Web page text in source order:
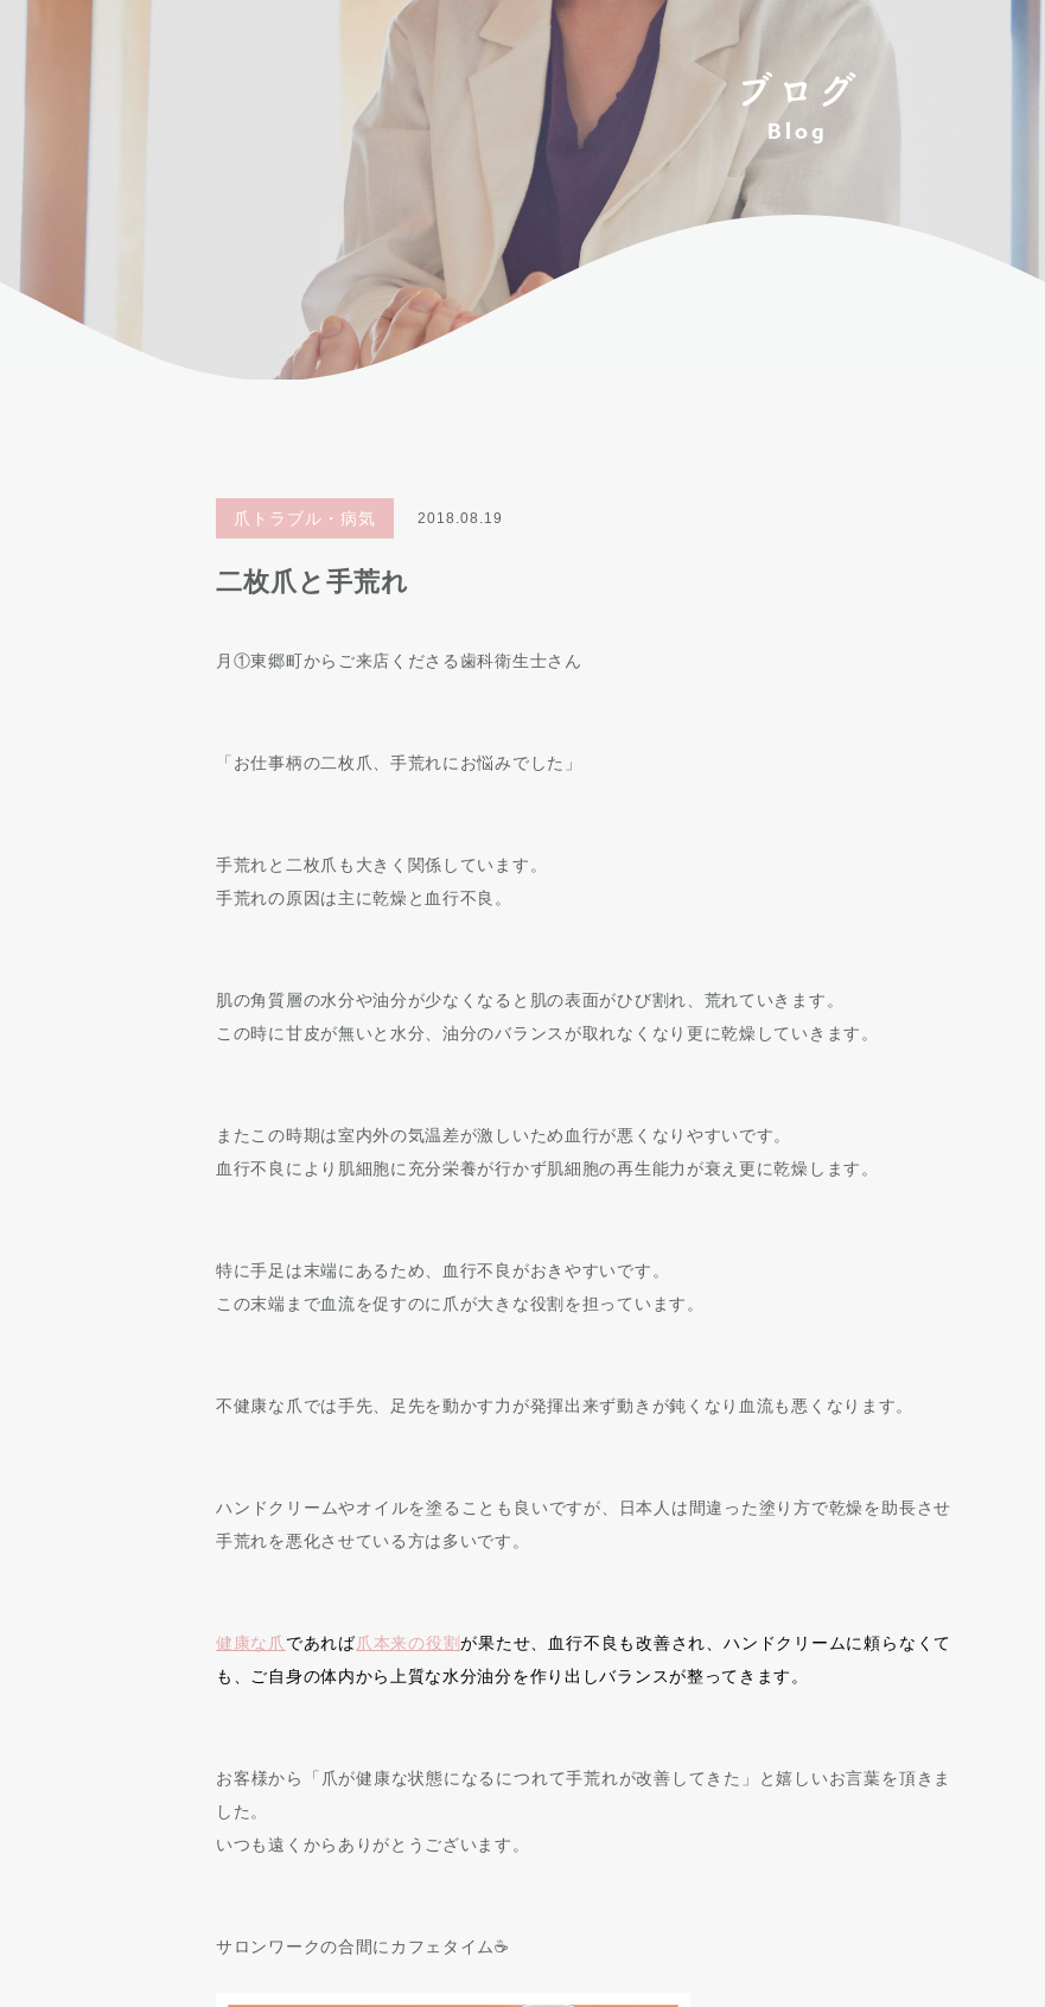
ブログ
Blog
爪トラブル・病気 2018.08.19
二枚爪と手荒れ
月①東郷町からご来店くださる歯科衛生士さん
「お仕事柄の二枚爪、手荒れにお悩みでした」
手荒れと二枚爪も大きく関係しています。
手荒れの原因は主に乾燥と血行不良。
肌の角質層の水分や油分が少なくなると肌の表面がひび割れ、荒れていきます。
この時に甘皮が無いと水分、油分のバランスが取れなくなり更に乾燥していきます。
またこの時期は室内外の気温差が激しいため血行が悪くなりやすいです。
血行不良により肌細胞に充分栄養が行かず肌細胞の再生能力が衰え更に乾燥します。
特に手足は末端にあるため、血行不良がおきやすいです。
この末端まで血流を促すのに爪が大きな役割を担っています。
不健康な爪では手先、足先を動かす力が発揮出来ず動きが鈍くなり血流も悪くなります。
ハンドクリームやオイルを塗ることも良いですが、日本人は間違った塗り方で乾燥を助長させ
手荒れを悪化させている方は多いです。
健康な爪 であれば爪本来の役割が果たせ、血行不良も改善され、ハンドクリームに頼らなくて
も、ご自身の体内から上質な水分油分を作り出しバランスが整ってきます。
お客様から「爪が健康な状態になるにつれて手荒れが改善してきた」と嬉しいお言葉を頂きま
した。
いつも遠くからありがとうございます。
サロンワークの合間にカフェタイム☕️